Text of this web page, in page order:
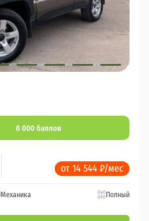
8 000 баллов
от 14 544 ₽/мес
Механика Полный